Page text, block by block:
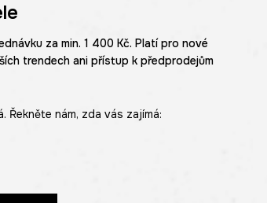
za min. 1 400 Kč. Platí pro nové
trendech ani přístup k předprodejům
nám, zda vás zajímá: